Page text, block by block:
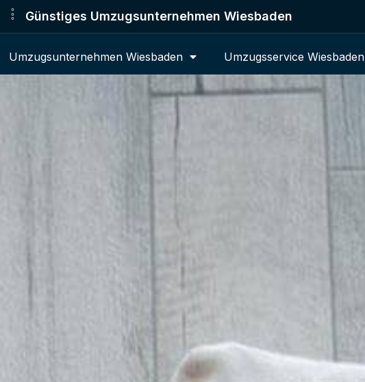
Günstiges Umzugsunternehmen Wiesbaden
Umzugsunternehmen Wiesbaden Umzugsservice Wiesbaden